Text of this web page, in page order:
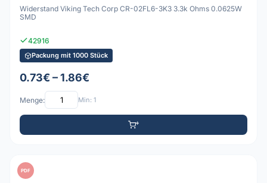
Widerstand Viking Tech Corp CR-02FL6-3K3 3.3k Ohms 0.0625W
SMD
42916
Packung mit 1000 Stück
0.73€ – 1.86€
Menge: Min: 1
PDF